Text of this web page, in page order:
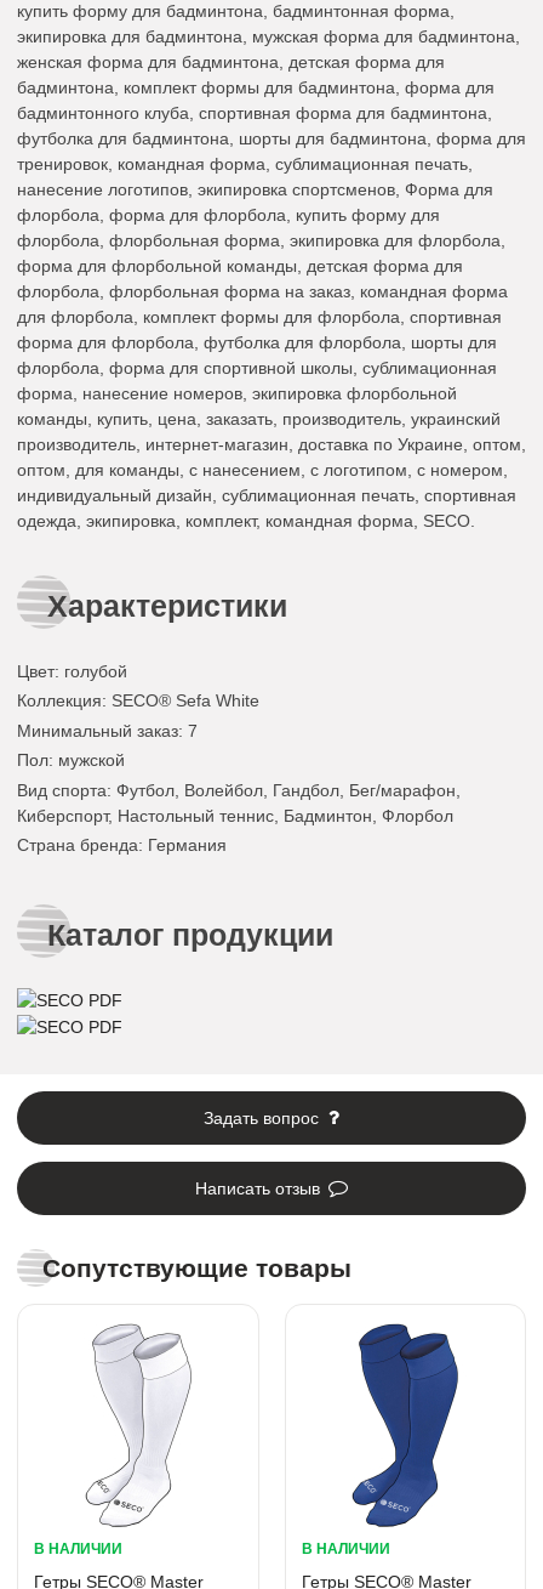
купить форму для бадминтона, бадминтонная форма,
экипировка для бадминтона, мужская форма для бадминтона,
женская форма для бадминтона, детская форма для
бадминтона, комплект формы для бадминтона, форма для
бадминтонного клуба, спортивная форма для бадминтона,
футболка для бадминтона, шорты для бадминтона, форма для
тренировок, командная форма, сублимационная печать,
нанесение логотипов, экипировка спортсменов, Форма для
флорбола, форма для флорбола, купить форму для
флорбола, флорбольная форма, экипировка для флорбола,
форма для флорбольной команды, детская форма для
флорбола, флорбольная форма на заказ, командная форма
для флорбола, комплект формы для флорбола, спортивная
форма для флорбола, футболка для флорбола, шорты для
флорбола, форма для спортивной школы, сублимационная
форма, нанесение номеров, экипировка флорбольной
команды, купить, цена, заказать, производитель, украинский
производитель, интернет-магазин, доставка по Украине, оптом,
оптом, для команды, с нанесением, с логотипом, с номером,
индивидуальный дизайн, сублимационная печать, спортивная
одежда, экипировка, комплект, командная форма, SECO.
Характеристики
Цвет: голубой
Коллекция: SECO® Sefa White
Минимальный заказ: 7
Пол: мужской
Вид спорта: Футбол, Волейбол, Гандбол, Бег/марафон,
Киберспорт, Настольный теннис, Бадминтон, Флорбол
Страна бренда: Германия
Каталог продукции
Задать вопрос
Написать отзыв
Сопутствующие товары
В НАЛИЧИИ
Гетры SECO® Master
В НАЛИЧИИ
Гетры SECO® Master